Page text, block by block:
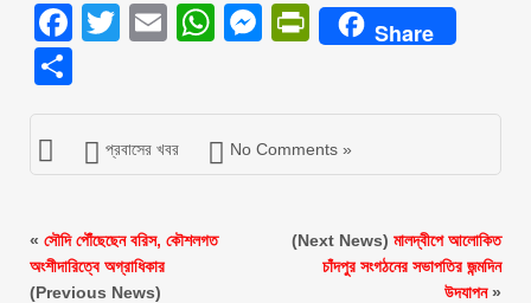
Facebook
Twitter
EmailWhatsApp
Messenger
PrintFriendly
Share
প্রবাসের খবর No Comments »
« সৌদি পৌঁছেছেন বরিস, কৌশলগত
অংশীদারিত্বে অগ্রাধিকার
(Previous News)
(Next News) মালদ্বীপে আলোকিত
চাঁদপুর সংগঠনের সভাপতির জন্মদিন
উদযাপন»